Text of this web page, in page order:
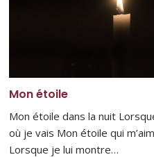
Mon étoile
Mon étoile dans la nuit
où je vais Mon étoile qui
Lorsque je lui montre…